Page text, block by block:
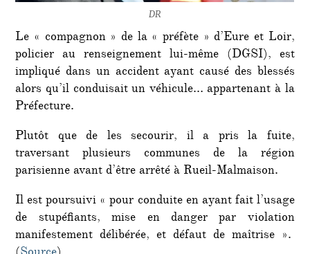
DR
Le « compagnon » de la « préfète » d’Eure et Loir,
policier au renseignement lui-même (DGSI), est
impliqué dans un accident ayant causé des blessés
alors qu’il conduisait un véhicule… appartenant à la
Préfecture.
Plutôt que de les secourir, il a pris la fuite,
traversant plusieurs communes de la région
parisienne avant d’être arrêté à Rueil-Malmaison.
Il est poursuivi « pour conduite en ayant fait l’usage
de stupéfiants, mise en danger par violation
manifestement délibérée, et défaut de maîtrise ».